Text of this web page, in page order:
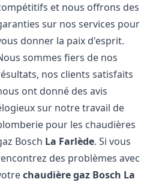
et nous offrons des
sur nos services pour
donner la paix d'esprit.
sommes fiers de nos
nos clients satisfaits
ont donné des avis
sur notre travail de
pour les chaudières
Bosch La Farlède. Si vous
des problèmes avec
chaudière gaz Bosch La